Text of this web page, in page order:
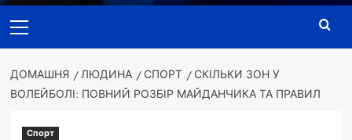
меню
ДОМАШНЯ ЛЮДИНА СПОРТ
СКІЛЬКИ ЗОН У
ВОЛЕЙБОЛІ: ПОВНИЙ РОЗБІР МАЙДАНЧИКА ТА ПРАВИЛ
Спорт